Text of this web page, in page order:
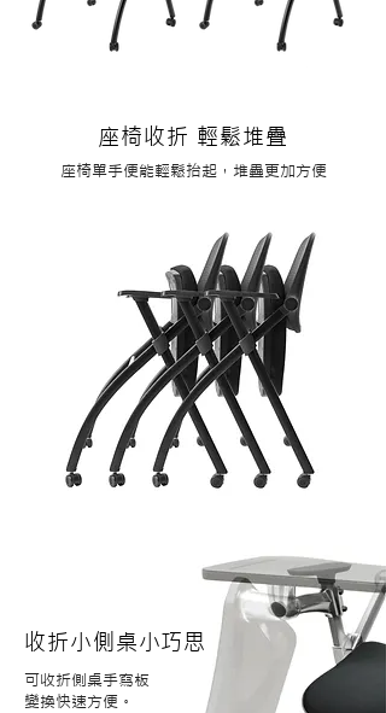
​座椅收折 輕鬆堆疊
​座椅單手便能輕鬆抬起，堆疊更加方便
可收折側桌手寫板
​變換快速方便。
收折小側桌小巧思